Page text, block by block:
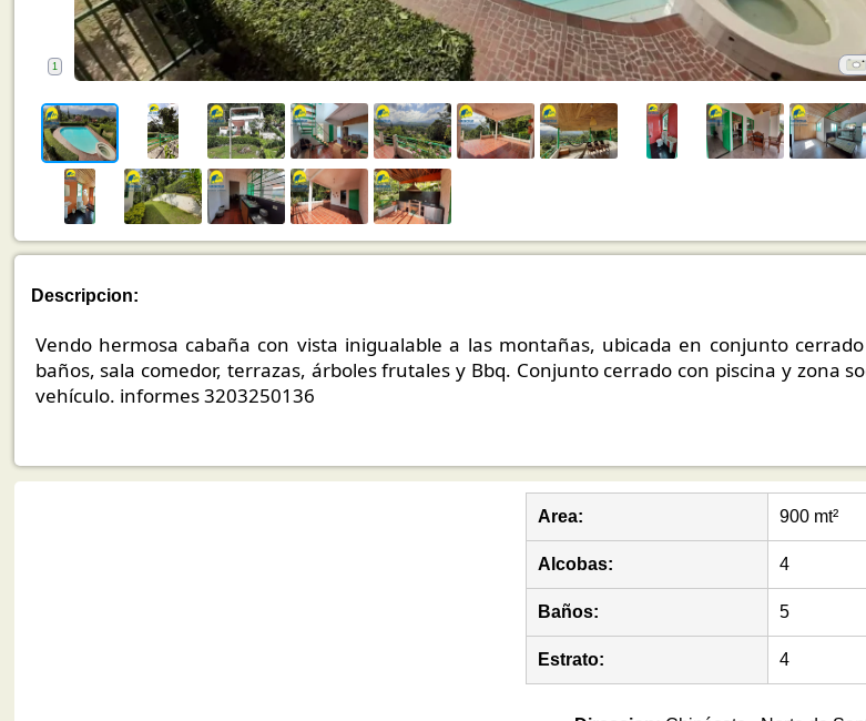
1
Descripcion:
Vendo hermosa cabaña con vista inigualable a las montañas, ubicada en conjunto
baños, sala comedor, terrazas, árboles frutales y Bbq. Conjunto cerrado con piscina y zona
vehículo. informes 3203250136
Area: 900 mt²
Alcobas: 4
Baños: 5
Estrato: 4